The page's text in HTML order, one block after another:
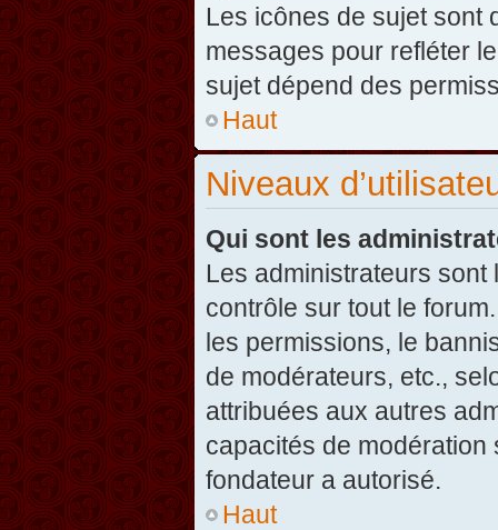
Les icônes de sujet sont
messages pour refléter
sujet dépend des
Haut
Niveaux
Qui sont les
Les administrateurs
contrôle sur tout le
les permissions, le
de modérateurs, etc.,
attribuées aux autres
capacités de modération
fondateur a autorisé.
Haut